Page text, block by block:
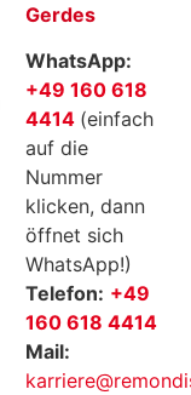
Gerdes
WhatsApp:
+49 160 618
4414 (einfach
auf die
Nummer
klicken, dann
öffnet sich
WhatsApp!)
Telefon: +49
160 618 4414
Mail: